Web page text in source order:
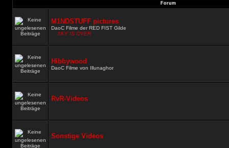
Forum
M1NDSTUFF pictures
DaoC Filme der RED FIST Gilde
SKY IS OVER
Hibbywood
DaoC Filme von Illunaghor
RvR-Videos
Sonstige Videos